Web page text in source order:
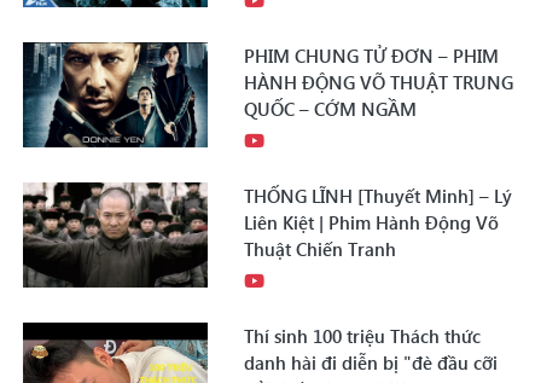
PHIM CHUNG TỬ ĐƠN – PHIM
HÀNH ĐỘNG VÕ THUẬT TRUNG
QUỐC – CỚM NGẦM
THỐNG LĨNH [Thuyết Minh] – Lý
Liên Kiệt | Phim Hành Động Võ
Thuật Chiến Tranh
Thí sinh 100 triệu Thách thức
danh hài đi diễn bị "đè đầu cỡi